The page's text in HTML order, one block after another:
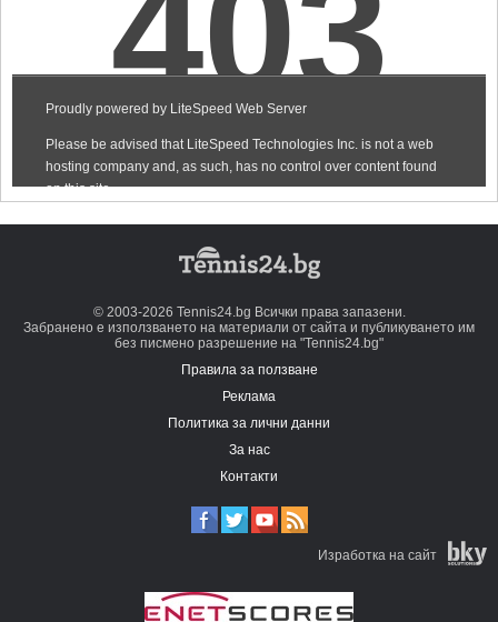
© 2003-2026 Tennis24.bg Всички права запазени.
Забранено е използването на материали от сайта и публикуването им
без писмено разрешение на "Tennis24.bg"
Правила за ползване
Реклама
Политика за лични данни
За нас
Контакти
Изработка на сайт